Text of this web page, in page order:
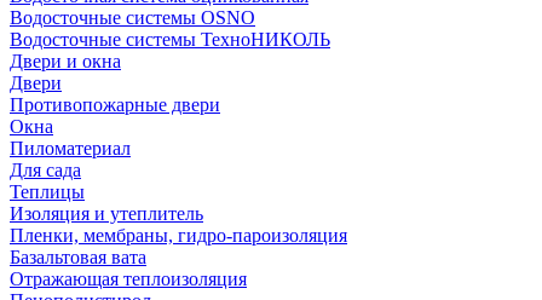
Водосточные системы OSNO
Водосточные системы ТехноНИКОЛЬ
Двери и окна
Двери
Противопожарные двери
Окна
Пиломатериал
Для сада
Теплицы
Изоляция и утеплитель
Пленки, мембраны, гидро-пароизоляция
Базальтовая вата
Отражающая теплоизоляция